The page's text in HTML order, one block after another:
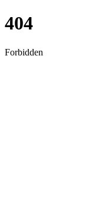
404
Forbidden